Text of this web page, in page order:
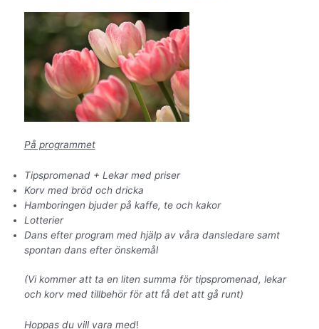
På programmet
Tipspromenad + Lekar med priser
Korv med bröd och dricka
Hamboringen bjuder på kaffe, te och kakor
Lotterier
Dans efter program med hjälp av våra dansledare samt
spontan dans efter önskemål
(Vi kommer att ta en liten summa för tipspromenad, lekar
och korv med tillbehör för att få det att gå runt)
Hoppas du vill vara med!